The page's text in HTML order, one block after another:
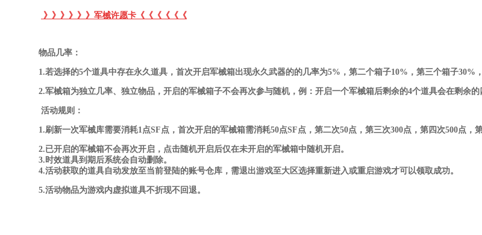
》》》》》》军械许愿卡《《《《《《
物品几率：
1.若选择的5个道具中存在永久道具 ，首次开启军械箱出现永久武器的的几率为5%，第二个箱子10%，第三个箱子30%
2.军械箱为独立几率、独立物品，开启的军械箱子不会再次参与随机，例：开启一个军械箱后剩余的4个道具会在剩余的
活动规则：
1.刷新一次军械库需要消耗1点SF点，首次开启的军械箱需消耗50点SF点，第二次50点，第三次300点，第四次500点，第
2.已开启的军械箱不会再次开启，点击随机开启后仅在未开启的军械箱中随机开启。
3.时效道具到期后系统会自动删除。
4.活动获取的道具自动发放至当前登陆的账号仓库，需退出游戏至大区选择重新进入或重启游戏才可以领取成功。
5.活动物品为游戏内虚拟道具不折现不回退。
《特种